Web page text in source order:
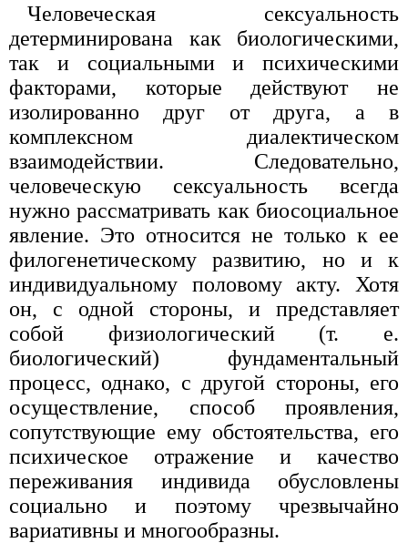
Человеческая сексуальность
детерминирована как биологическими,
так и социальными и психическими
факторами, которые действуют не
изолированно друг от друга, а в
комплексном диалектическом
взаимодействии. Следовательно,
человеческую сексуальность всегда
нужно рассматривать как биосоциальное
явление. Это относится не только к ее
филогенетическому развитию, но и к
индивидуальному половому акту. Хотя
он, с одной стороны, и представляет
собой физиологический (т. е.
биологический) фундаментальный
процесс, однако, с другой стороны, его
осуществление, способ проявления,
сопутствующие ему обстоятельства, его
психическое отражение и качество
переживания индивида обусловлены
социально и поэтому чрезвычайно
вариативны и многообразны.